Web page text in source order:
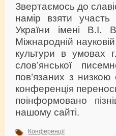
Звертаємось до
намір взяти участь
України імені В.І.
Міжнародній
культури в умовах
слов’янської
пов’язаних з
конференція
поінформовано
нашому сайті.
Конференції